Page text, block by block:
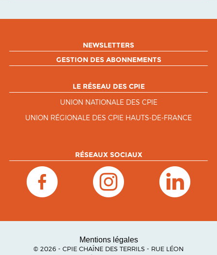
NEWSLETTERS
GESTION DES ABONNEMENTS
LE RÉSEAU DES CPIE
UNION NATIONALE DES CPIE
UNION RÉGIONALE DES CPIE HAUTS-DE-FRANCE
RÉSEAUX SOCIAUX
Mentions légales
© 2026 - CPIE CHAÎNE DES TERRILS - RUE LÉON